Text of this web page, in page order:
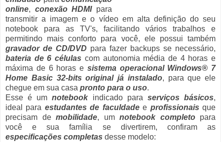
online, conexão HDMIpara
transmitir a imagem e o vídeo em alta definição do seu
notebook para as TV's, facilitando vários trabalhos e
permitindo mais conforto para você, ele possui também
gravador de CD/DVD para fazer backups se necessário,
bateria de 6 células com autonomia média de 4 horas e
máxima de 6 horas e sistema operacional Windows® 7
Home Basic 32-bits original já instalado, para que ele
chegue em sua casa pronto para o uso.
Esse é umnotebookindicado para serviços básicos,
ideal para estudantes de faculdadee profissionaisque
precisam demobilidade, um notebook completopara
você e sua família se divertirem, confiram as
especificações completas desse modelo: